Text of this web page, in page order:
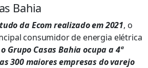
Bahia
da Ecom realizado em 2021, o
consumidor de energia elétrica
Grupo Casas Bahia ocupa a 4ª
300 maiores empresas do varejo